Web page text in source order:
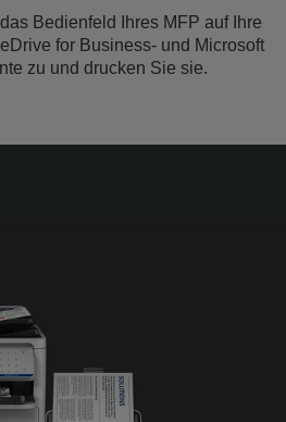
Bedienfeld Ihres MFP auf Ihre
for Business- und Microsoft
zu und drucken Sie sie.